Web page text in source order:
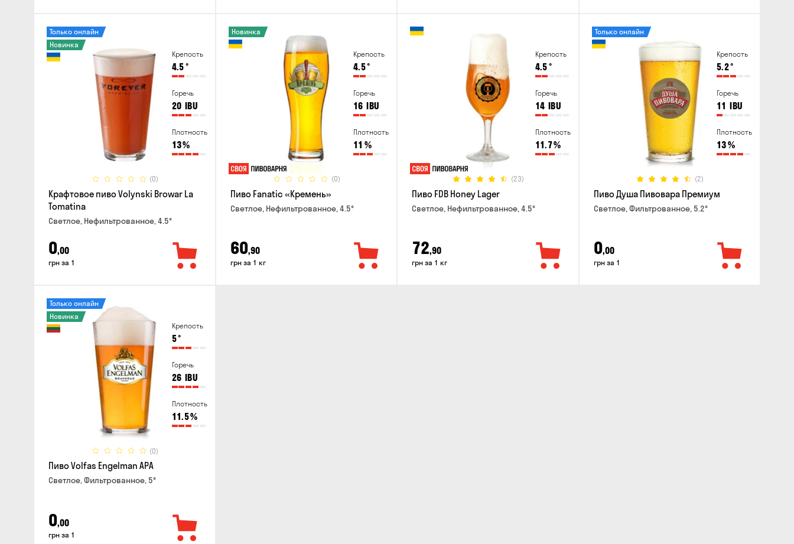
Крепость
4.5°
Горечь
20 IBU
Плотность
13%
(0)
Только онлайн
Новинка
Крафтовое пиво Volynski Browar La
Tomatina
Светлое, Нефильтрованное, 4.5°
0,00
грн за 1
Крепость
4.5°
Горечь
16 IBU
Плотность
11 %
(0)
Новинка
Пиво Fanatic «Кремень»
Светлое, Нефильтрованное, 4.5°
60,90
грн за 1 кг
Крепость
4.5°
Горечь
14 IBU
Плотность
11.7%
(23)
Пиво FDB Honey Lager
Светлое, Нефильтрованное, 4.5°
72,90
грн за 1 кг
Крепость
5.2°
Горечь
11 IBU
Плотность
13%
(2)
Только онлайн
Пиво Душа Пивовара Премиум
Светлое, Фильтрованное, 5.2°
0,00
грн за 1
Крепость
5°
Горечь
26 IBU
Плотность
11.5%
(0)
Только онлайн
Новинка
Пиво Volfas Engelman APA
Светлое, Фильтрованное, 5°
0,00
грн за 1